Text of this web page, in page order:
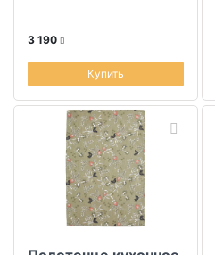
3 190
Купить